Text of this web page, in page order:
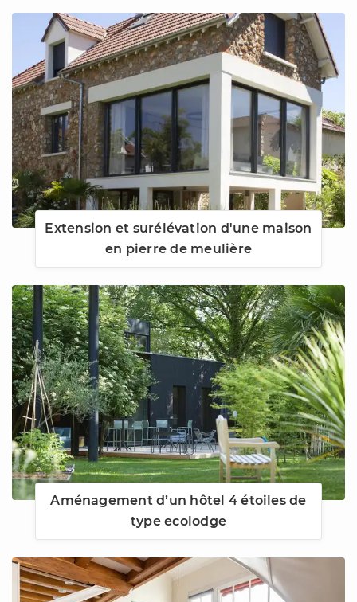
Extension et surélévation d'une maison
en pierre de meulière
Aménagement d’un hôtel 4 étoiles de
type ecolodge